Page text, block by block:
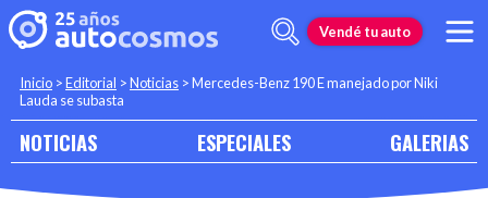
Vendé tu auto
Inicio >Editorial >Noticias >Mercedes-Benz 190 E manejado por Niki
Lauda se subasta
NOTICIAS ESPECIALES GALERIAS